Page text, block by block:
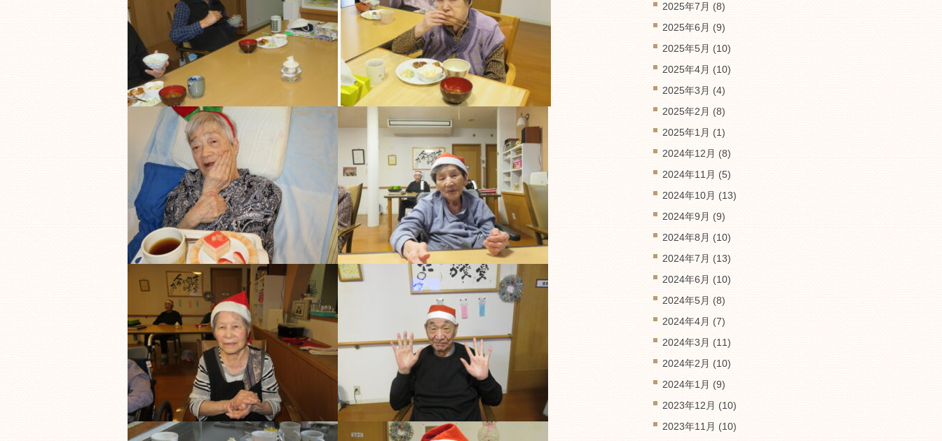
2025年7月 (8)
2025年6月 (9)
2025年5月 (10)
2025年4月 (10)
2025年3月 (4)
2025年2月 (8)
2025年1月 (1)
2024年12月 (8)
2024年11月 (5)
2024年10月 (13)
2024年9月 (9)
2024年8月 (10)
2024年7月 (13)
2024年6月 (10)
2024年5月 (8)
2024年4月 (7)
2024年3月 (11)
2024年2月 (10)
2024年1月 (9)
2023年12月 (10)
2023年11月 (10)